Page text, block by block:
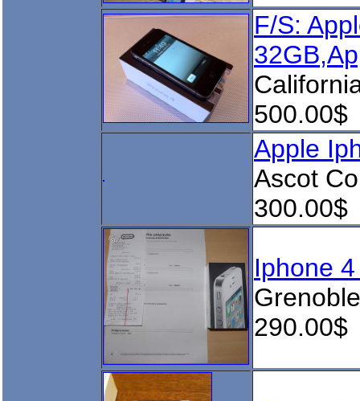
F/S:
500.00$
Apple
Ascot
300.00$
Iphone
Grenoble
290.00$